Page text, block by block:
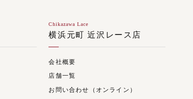
Chikazawa Lace
横浜元町 近沢レース店
会社概要
店舗一覧
お問い合わせ（オンライン）